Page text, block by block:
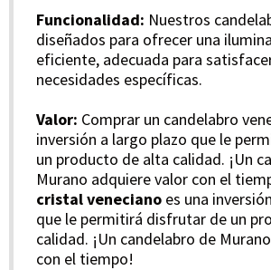
Funcionalidad: Nuestros
diseñados para ofrecer una
eficiente, adecuada para
necesidades específicas.
Valor: Comprar un candelabro
inversión a largo plazo que le
un producto de alta calidad. ¡Un
Murano adquiere valor con el
cristal veneciano es una
que le permitirá disfrutar de un
calidad. ¡Un candelabro de
con el tiempo!